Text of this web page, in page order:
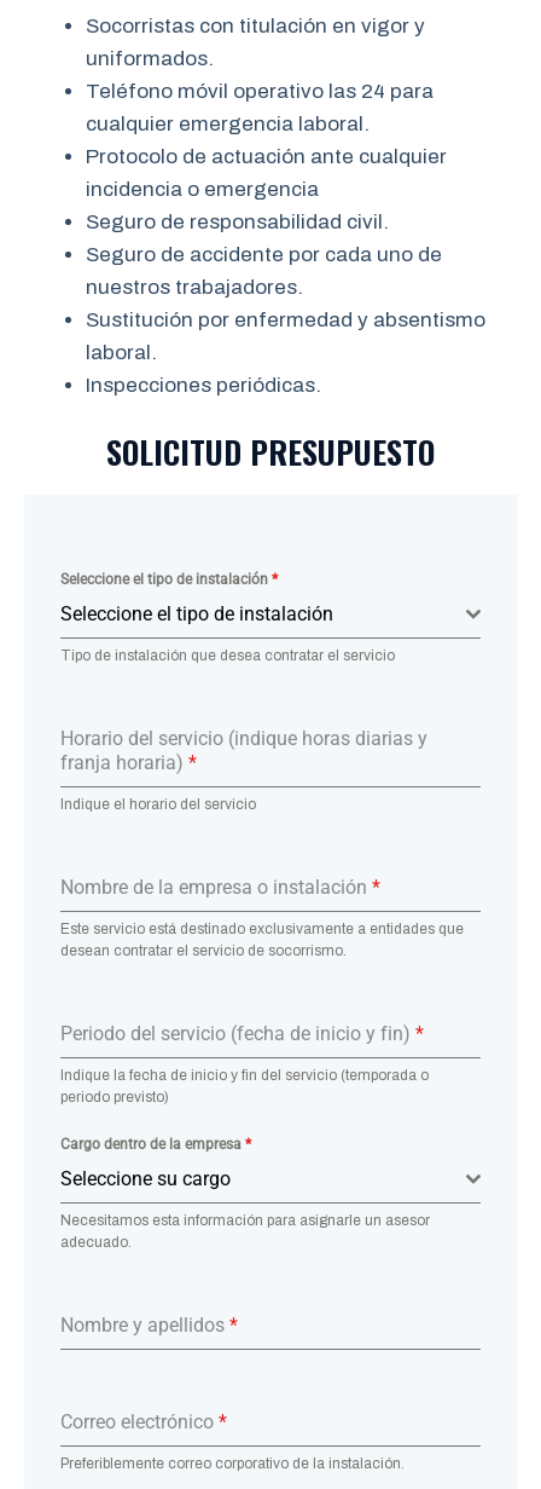
Socorristas con titulación en vigor y
uniformados.
Teléfono móvil operativo las 24 para
cualquier emergencia laboral.
Protocolo de actuación ante cualquier
incidencia o emergencia
Seguro de responsabilidad civil.
Seguro de accidente por cada uno de
nuestros trabajadores.
Sustitución por enfermedad y absentismo
laboral.
Inspecciones periódicas.
SOLICITUD PRESUPUESTO
Seleccione el tipo de instalación *
Seleccione el tipo de instalación
Tipo de instalación que desea contratar el servicio
Horario del servicio (indique horas diarias y
franja horaria) *
Indique el horario del servicio
Nombre de la empresa o instalación *
Este servicio está destinado exclusivamente a entidades que
desean contratar el servicio de socorrismo.
Periodo del servicio (fecha de inicio y fin) *
Indique la fecha de inicio y fin del servicio (temporada o
periodo previsto)
Cargo dentro de la empresa *
Seleccione su cargo
Necesitamos esta información para asignarle un asesor
adecuado.
Nombre y apellidos *
Correo electrónico *
Preferiblemente correo corporativo de la instalación.